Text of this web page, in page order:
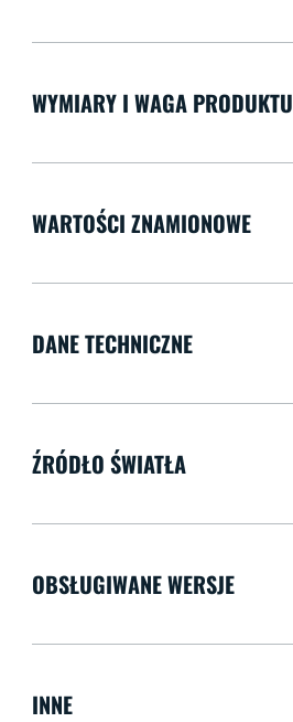
WYMIARY I WAGA PRODUKTU
WARTOŚCI ZNAMIONOWE
DANE TECHNICZNE
ŹRÓDŁO ŚWIATŁA
OBSŁUGIWANE WERSJE
INNE